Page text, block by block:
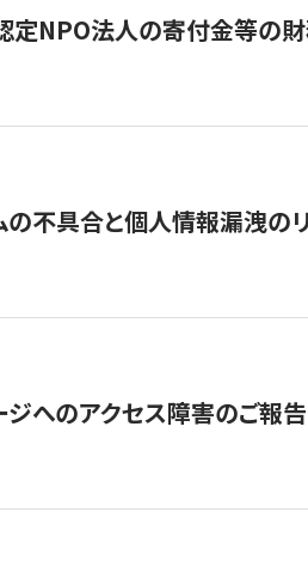
定NPO法人の寄付金等の
の不具合と個人情報漏洩の
へのアクセス障害のご報